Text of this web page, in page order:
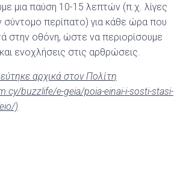
μια παύση 10-15 λεπτών (π.χ. λίγες
σύντομο περίπατο) για κάθε ώρα που
στην οθόνη, ώστε να περιορίσουμε
ενοχλήσεις στις αρθρώσεις.
αρχικά στον Πολίτη
buzzlife/e-geia/poia-einai-i-sosti-stasi-
)